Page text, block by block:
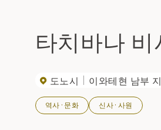
타치바나
도노시 이와테현 남부
역사·문화 신사·사원